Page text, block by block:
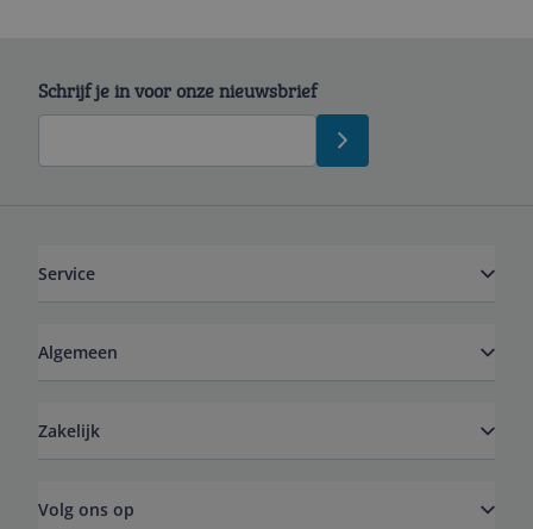
Schrijf je in voor onze nieuwsbrief
Service
Algemeen
Zakelijk
Volg ons op